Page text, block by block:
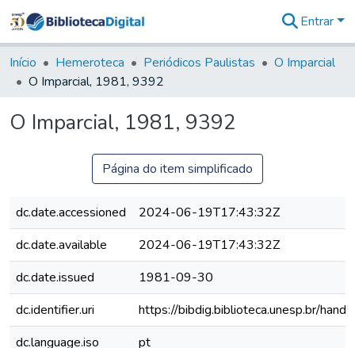
&
Coleções
Tudo na
Digital
Entrar
Início Hemeroteca Periódicos Paulistas
O Imparcial
O Imparcial, 1981, 9392
O Imparcial, 1981, 9392
Página do item simplificado
dc.date.accessioned
2024-06-19T17:43:32Z
dc.date.available
2024-06-19T17:43:32Z
dc.date.issued
1981-09-30
dc.identifier.uri
https://bibdig.biblioteca.unesp.br/
dc.language.iso
pt